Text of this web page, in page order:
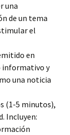
una
de un tema
el
en
informativo y
una noticia
(1-5 minutos),
Incluyen: